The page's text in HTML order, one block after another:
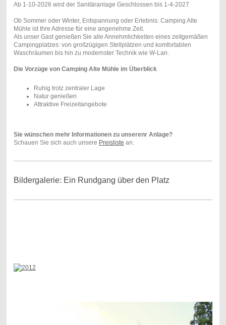
Ab 1-10-2026 wird der Sanitäranlage Geschlossen bis 1-4-2027
Ob Sommer oder Winter, Entspannung oder Erlebnis: Camping Alte
Mühle ist Ihre Adresse für eine angenehme Zeit.
Als unser Gast genießen Sie alle Annehmlichkeiten eines zeitgemäßen
Campingplatzes: von großzügigen Stellplätzen und komfortablen
Waschräumen bis hin zu modernster Technik wie W-Lan.
Die Vorzüge von Camping Alte Mühle im Überblick
Ruhig trotz zentraler Lage
Natur genießen
Attraktive Freizeitangebote
Sie wünschen mehr Informationen zu unserenr Anlage?
Schauen Sie sich auch unsere Preisliste an.
Bildergalerie: Ein Rundgang über den Platz